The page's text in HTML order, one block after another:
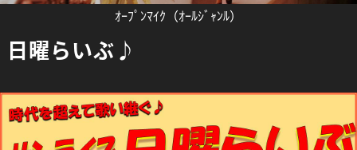
ｵｰﾌﾟﾝﾏｲｸ（ｵｰﾙｼﾞｬﾝﾙ）
日曜らいぶ♪